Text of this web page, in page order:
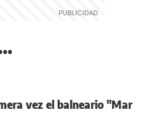
vez el balneario "Mar